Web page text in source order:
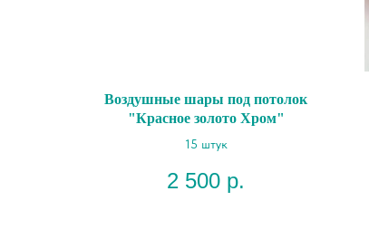
Воздушные шары под потолок
"Красное золото Хром"
15 штук
2 500 р.